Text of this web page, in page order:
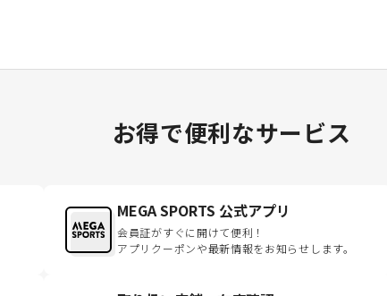
お得で便利なサービス
MEGA SPORTS 公式アプリ
会員証がすぐに開けて便利！
アプリクーポンや最新情報をお知らせします。